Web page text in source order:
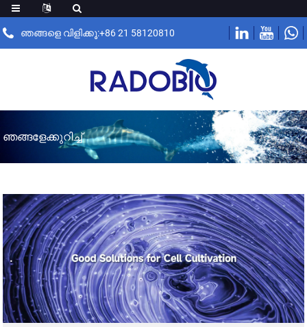
ഞങ്ങളെ വിളിക്കൂ:+86 21 58120810
ഞങ്ങളേക്കുറിച്ച്
.